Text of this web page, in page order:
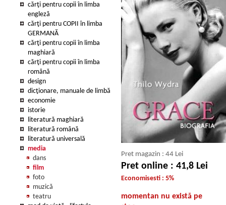
cărţi pentru copii în limba
engleză
cărţi pentru COPII în limba
GERMANĂ
cărţi pentru copii în limba
maghiară
cărţi pentru copii în limba
română
design
dicţionare, manuale de limbă
economie
istorie
literatură maghiară
literatură română
literatură universală
media
dans
film
foto
muzică
teatru
Pret magazin : 44 Lei
Pret online : 41,8 Lei
Economisesti : 5%
momentan nu există pe